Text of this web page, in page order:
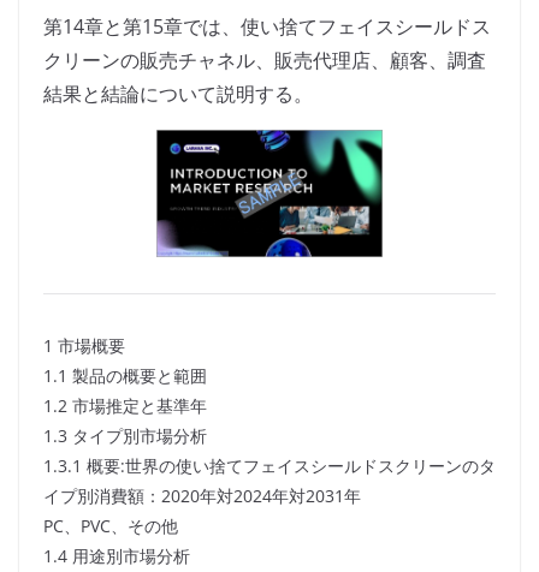
第14章と第15章では、使い捨てフェイスシールドス
クリーンの販売チャネル、販売代理店、顧客、調査
結果と結論について説明する。
1 市場概要
1.1 製品の概要と範囲
1.2 市場推定と基準年
1.3 タイプ別市場分析
1.3.1 概要:世界の使い捨てフェイスシールドスクリーンのタ
イプ別消費額：2020年対2024年対2031年
PC、PVC、その他
1.4 用途別市場分析